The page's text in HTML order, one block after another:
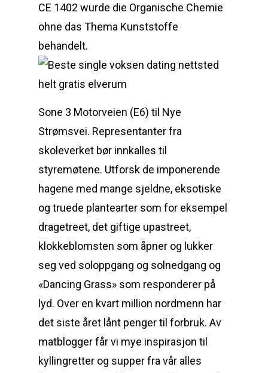
CE 1402 wurde die Organische Chemie
ohne das Thema Kunststoffe
behandelt.
Sone 3 Motorveien (E6) til Nye
Strømsvei. Representanter fra
skoleverket bør innkalles til
styremøtene. Utforsk de imponerende
hagene med mange sjeldne, eksotiske
og truede plantearter som for eksempel
dragetreet, det giftige upastreet,
klokkeblomsten som åpner og lukker
seg ved soloppgang og solnedgang og
«Dancing Grass» som responderer på
lyd. Over en kvart million nordmenn har
det siste året lånt penger til forbruk. Av
matblogger får vi mye inspirasjon til
kyllingretter og supper fra vår alles